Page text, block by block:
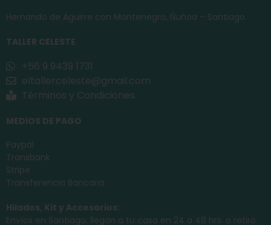
Hernando de Aguirre con Montenegro, Ñuñoa – Santiago.
TALLER CELESTE
+56 9 9439 1731
eltallerceleste@gmail.com
Términos y Condiciones
MEDIOS DE PAGO
Paypal
Transbank
Stripe
Transferencia Bancaria
Hilados, Kit y Accesorios:
Envíos en Santiago: llegan a tu casa en 24 a 48 hrs. o retiro